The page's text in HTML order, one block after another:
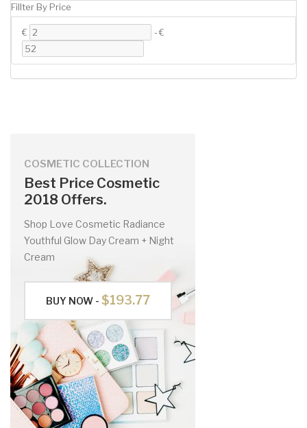
Fillter By Price
€ -€
COSMETIC COLLECTION
Best Price Cosmetic
2018 Offers.
Shop Love Cosmetic Radiance
Youthful Glow Day Cream + Night
Cream
BUY NOW - $193.77